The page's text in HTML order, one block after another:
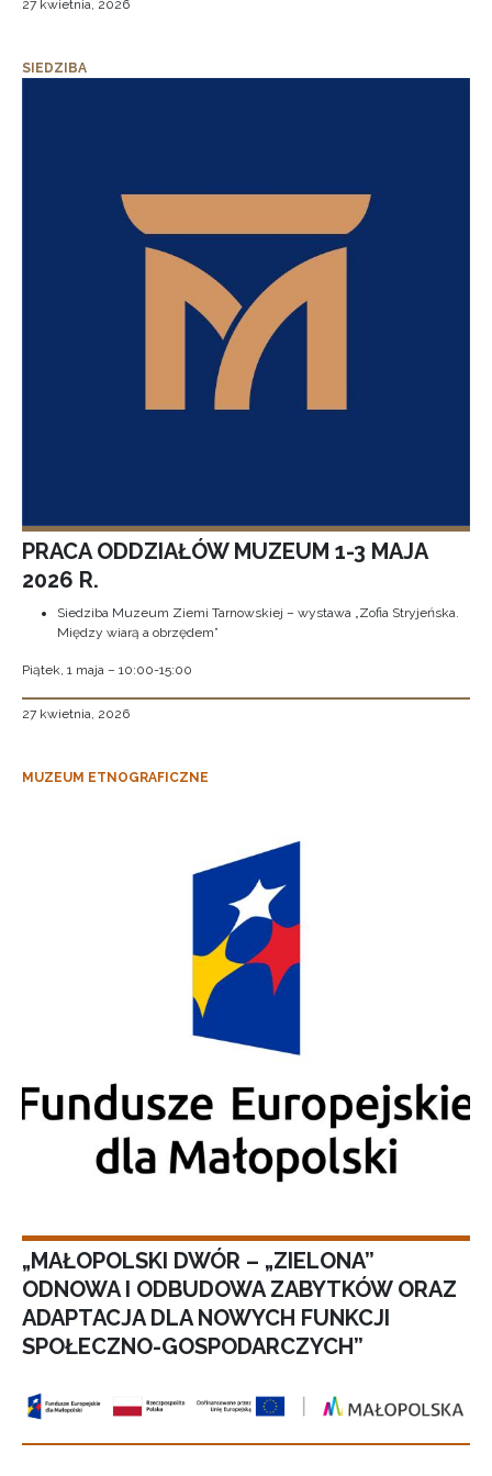
27 kwietnia, 2026
SIEDZIBA
PRACA ODDZIAŁÓW MUZEUM 1-3 MAJA
2026 R.
Siedziba Muzeum Ziemi Tarnowskiej – wystawa „Zofia Stryjeńska.
Między wiarą a obrzędem”
Piątek, 1 maja – 10:00-15:00
27 kwietnia, 2026
MUZEUM ETNOGRAFICZNE
„MAŁOPOLSKI DWÓR – „ZIELONA”
ODNOWA I ODBUDOWA ZABYTKÓW ORAZ
ADAPTACJA DLA NOWYCH FUNKCJI
SPOŁECZNO-GOSPODARCZYCH”